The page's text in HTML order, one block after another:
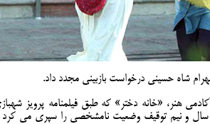
شاه حسینی درخواست بازبینی مجدد داد.
هنر، «خانه دختر» که طبق فیلمنامه پرویز
و نیم توقیف وضعیت نامشخصی را سپری می کرد